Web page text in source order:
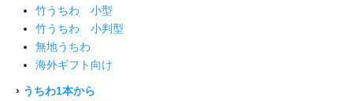
竹うちわ 小型
竹うちわ 小判型
無地うちわ
海外ギフト向け
› うちわ1本から